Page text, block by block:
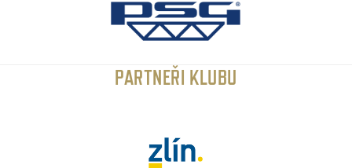
PARTNEŘI KLUBU